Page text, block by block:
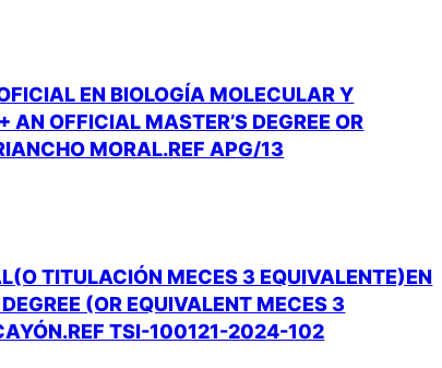
EN BIOLOGÍA MOLECULAR Y
AN OFFICIAL MASTER’S DEGREE OR
MORAL.REF APG/13
TITULACIÓN MECES 3 EQUIVALENTE)EN
(OR EQUIVALENT MECES 3
TSI-100121-2024-102